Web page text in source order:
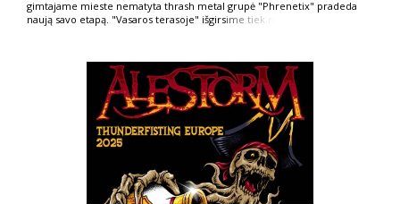
gimtajame mieste nematyta thrash metal grupė "Phrenetix" pradeda
naują savo etapą. "Vasaros terasoje" išgirsime tiek n